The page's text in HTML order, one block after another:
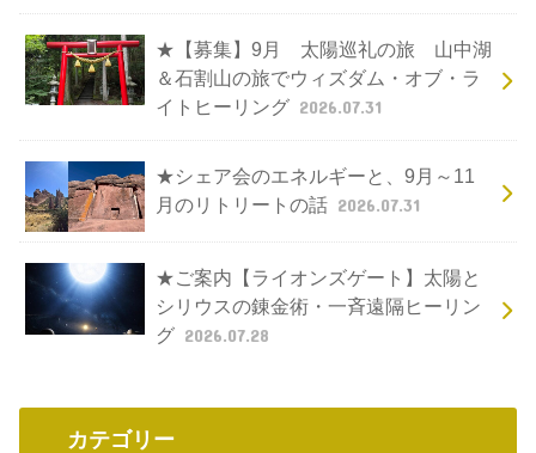
★【募集】9月 太陽巡礼の旅 山中湖
＆石割山の旅でウィズダム・オブ・ラ
イトヒーリング 2026.07.31
★シェア会のエネルギーと、9月～11
月のリトリートの話 2026.07.31
★ご案内【ライオンズゲート】太陽と
シリウスの錬金術・一斉遠隔ヒーリン
グ 2026.07.28
カテゴリー